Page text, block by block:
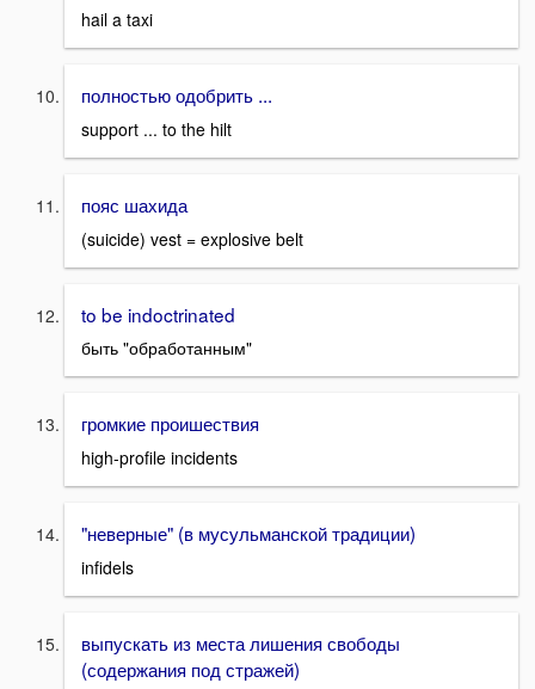
hail a taxi
полностью одобрить ...
support ... to the hilt
пояс шахида
(suicide) vest = explosive belt
to be indoctrinated
быть "обработанным"
громкие проишествия
high-profile incidents
"неверные" (в мусульманской традиции)
infidels
выпускать из места лишения свободы
(содержания под стражей)